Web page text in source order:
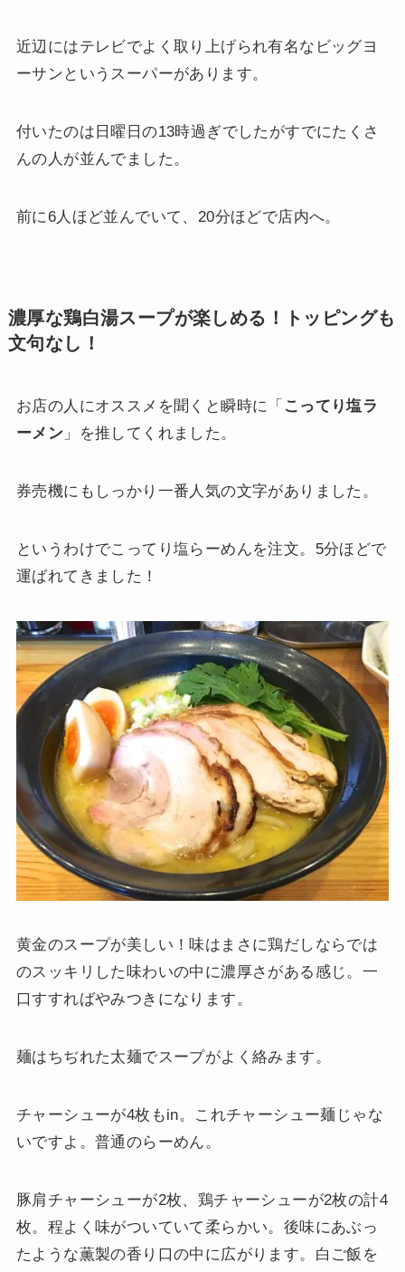
近辺にはテレビでよく取り上げられ有名なビッグヨ
ーサンというスーパーがあります。
付いたのは日曜日の13時過ぎでしたがすでにたくさ
んの人が並んでました。
前に6人ほど並んでいて、20分ほどで店内へ。
濃厚な鶏白湯スープが楽しめる！トッピングも
文句なし！
お店の人にオススメを聞くと瞬時に「 こってり塩ラ
ーメン 」を推してくれました。
券売機にもしっかり一番人気の文字がありました。
というわけでこってり塩らーめんを注文。5分ほどで
運ばれてきました！
黄金のスープが美しい！味はまさに鶏だしならでは
のスッキリした味わいの中に濃厚さがある感じ。一
口すすればやみつきになります。
麺はちぢれた太麺でスープがよく絡みます。
チャーシューが4枚もin。これチャーシュー麺じゃな
いですよ。普通のらーめん。
豚肩チャーシューが2枚、鶏チャーシューが2枚の計4
枚。程よく味がついていて柔らかい。後味にあぶっ
たような薫製の香り口の中に広がります。白ご飯を